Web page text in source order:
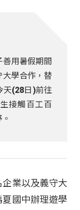
用暑假期間
學合作，替
天(28日)前往
接觸百工百
業以及義守大
國中辦理遊學